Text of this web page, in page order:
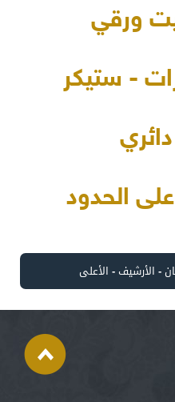
ورقي
- ستيكر
الحدود
- الأرشيف- الأعلى